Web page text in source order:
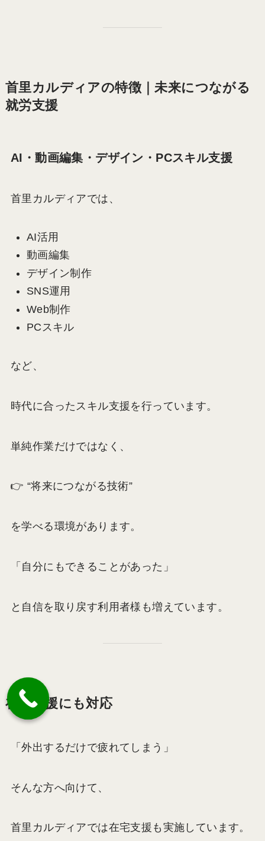
首里カルディアの特徴｜未来につながる
就労支援
AI・動画編集・デザイン・PCスキル支援
首里カルディアでは、
AI活用
動画編集
デザイン制作
SNS運用
Web制作
PCスキル
など、
時代に合ったスキル支援を行っています。
単純作業だけではなく、
👉 “将来につながる技術”
を学べる環境があります。
「自分にもできることがあった」
と自信を取り戻す利用者様も増えています。
在宅支援にも対応
「外出するだけで疲れてしまう」
そんな方へ向けて、
首里カルディアでは在宅支援も実施しています。